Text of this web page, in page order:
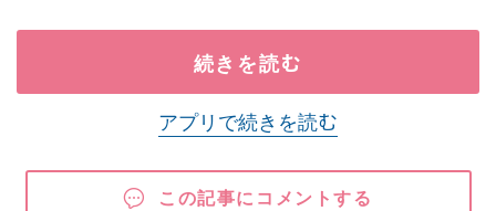
続きを読む
アプリで続きを読む
この記事にコメントする